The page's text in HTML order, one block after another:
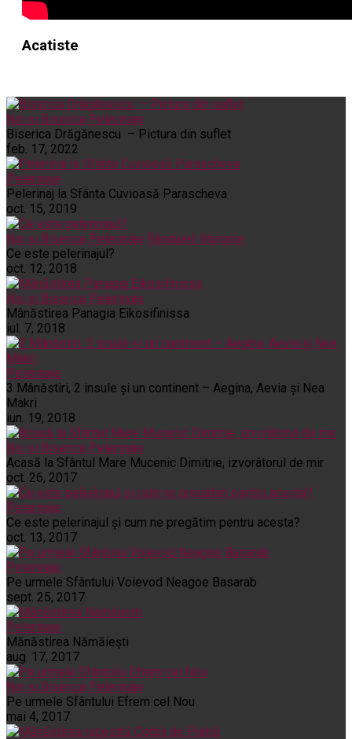
Acatiste
Noi și Biserica Pelerinaje
Biserica Drăgănescu – Pictura din suflet
feb. 17, 2022
Pelerinaje
Pelerinaj la Sfânta Cuvioasă Parascheva
oct. 15, 2019
Noi și Biserica Pelerinaje Rânduieli liturgice
Ce este pelerinajul?
oct. 12, 2018
Noi și Biserica Pelerinaje
Mânăstirea Panagia Eikosifinissa
iul. 7, 2018
Pelerinaje
3 Mânăstiri, 2 insule și un continent – Aegina, Aevia și Nea
Makri
iun. 19, 2018
Noi și Biserica Pelerinaje
Acasă la Sfântul Mare Mucenic Dimitrie, izvorâtorul de mir
oct. 26, 2017
Pelerinaje
Ce este pelerinajul şi cum ne pregătim pentru acesta?
oct. 13, 2017
Pelerinaje
Pe urmele Sfântului Voievod Neagoe Basarab
sept. 25, 2017
Pelerinaje
Mănăstirea Nămăiești
aug. 17, 2017
Noi și Biserica Pelerinaje
Pe urmele Sfântului Efrem cel Nou
mai 4, 2017